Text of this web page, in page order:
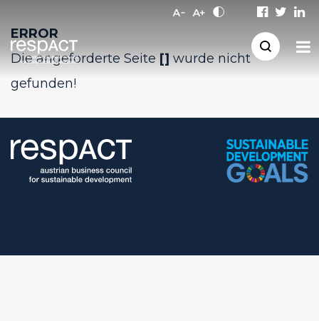
ERROR
Die angeforderte Seite [] wurde nicht
gefunden!